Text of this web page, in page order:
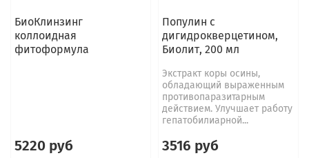
БиоКлинзинг
коллоидная
фитоформула
5220 руб
Популин с
дигидрокверцетином,
Биолит, 200 мл
Экстракт коры осины,
обладающий выраженным
противопаразитарным
действием. Улучшает работу
гепатобилиарной...
3516 руб